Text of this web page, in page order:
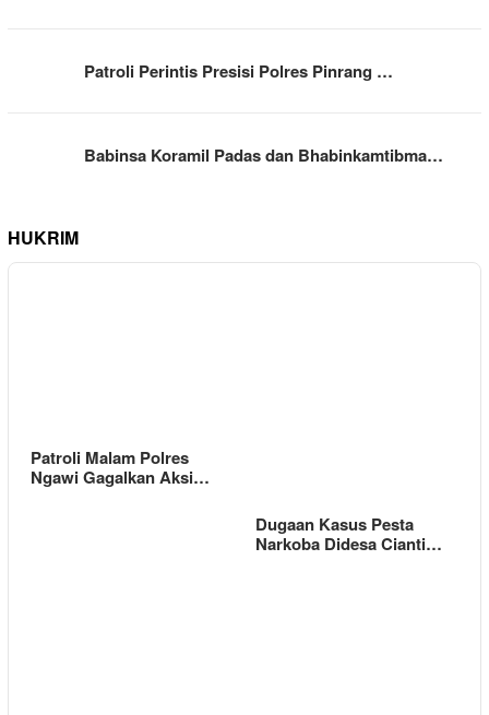
Patroli Perintis Presisi Polres Pinrang …
Babinsa Koramil Padas dan Bhabinkamtibma…
HUKRIM
Patroli Malam Polres
Ngawi Gagalkan Aksi…
Dugaan Kasus Pesta
Narkoba Didesa Cianti…